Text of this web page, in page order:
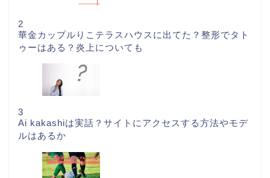
2
華金カップルりこテラスハウスに出てた？整形でタト
ゥーはある？炎上についても
3
Ai kakashiは実話？サイトにアクセスする方法やモデ
ルはあるか